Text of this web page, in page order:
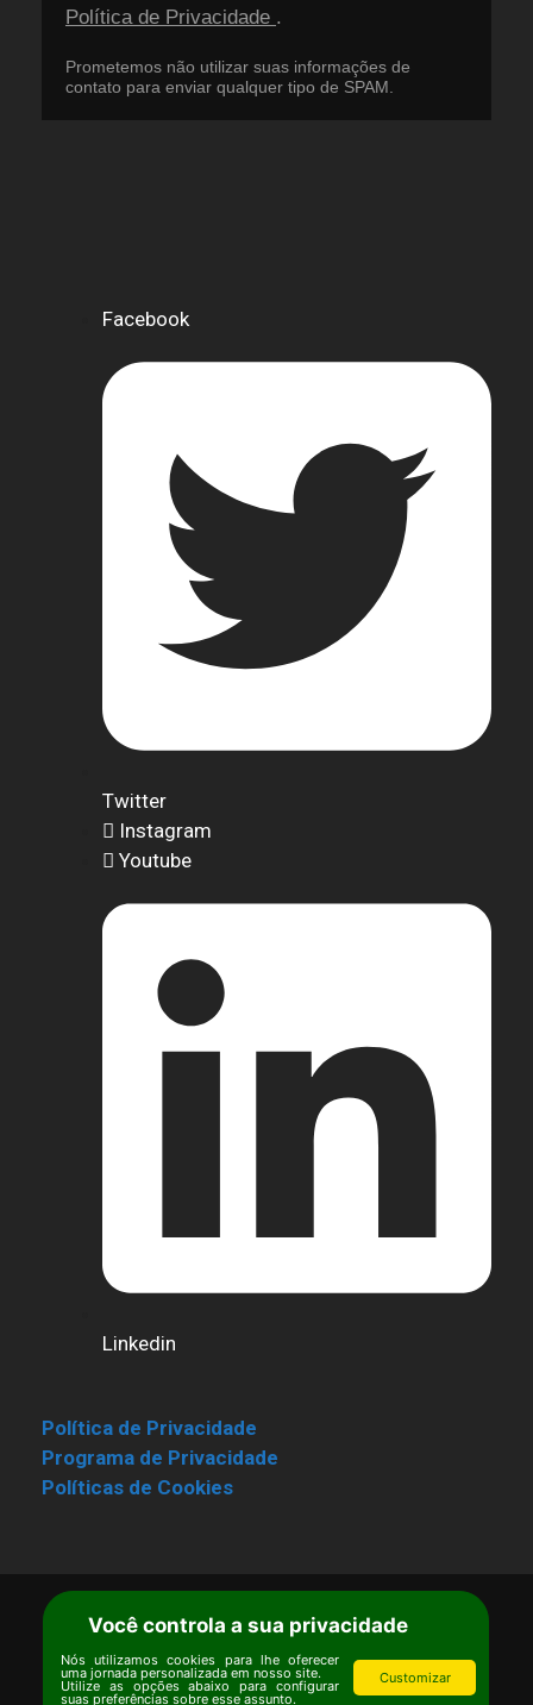
Política de Privacidade .
Prometemos não utilizar suas informações de
contato para enviar qualquer tipo de SPAM.
Facebook
Twitter
Instagram
Youtube
Linkedin
Política de Privacidade
Programa de Privacidade
Políticas de Cookies
Você controla a sua privacidade
Nós utilizamos cookies para lhe oferecer
uma jornada personalizada em nosso site.
Utilize as opções abaixo para configurar
suas preferências sobre esse assunto.
Customizar